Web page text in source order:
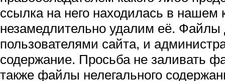
ссылка на него находилась в
незамедлительно удалим её.
пользователями сайта, и
содержание. Просьба не заливать
также файлы нелегального